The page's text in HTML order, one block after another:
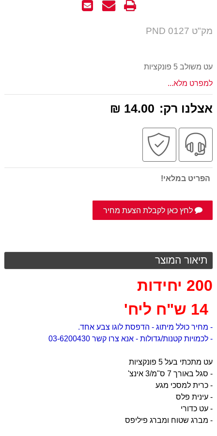
שלח
שאל
הדפס
מק"ט PND 0127
עט משולב 5 פונקציות
למפרט מלא...
אצלנו רק: 14.00 ₪
שירות
מקצועי
הפריט במלאי!
לחץ כאן לקבלת הצעת מחיר
תיאור המוצר
200 יחידות
- מחיר כולל מיתוג - הדפסת לוגו צבע אחד.
- לכמויות קטנות/גדולות - אנא צרו קשר 03-6200430
עט מתכתי בעל 5 פונקציות
- סגל באורך 7 ס"מ/3 אינצ'
- כרית למסכי מגע
- עינית פלס
- עט כדורי
- מברג שטוח ומברג פיליפס